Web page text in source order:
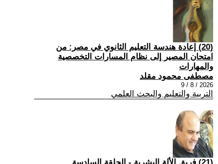
(20) إعادة هندسة التعليم الثانوي في مصر: من
امتحان المصير إلى نظام المسارات التخصصية
والمهارات
مصطفى محمود مقلد
2026 / 8 / 9
التربية والتعليم والبحث العلمي